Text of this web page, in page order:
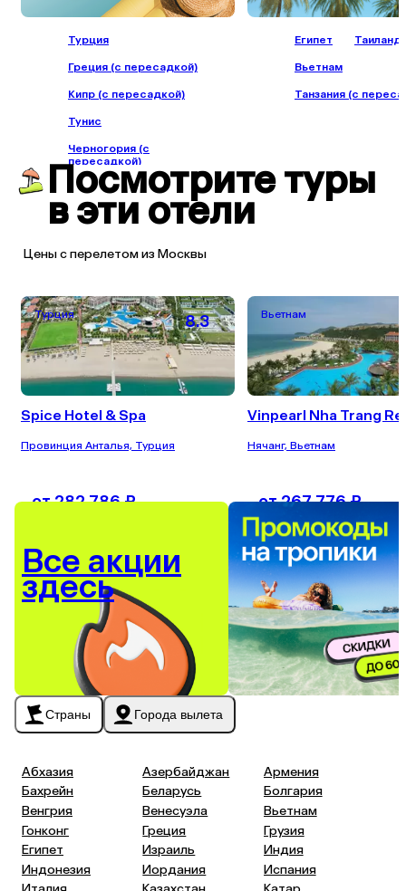
Турция
Греция (с пересадкой)
Кипр (с пересадкой)
Тунис
Черногория (с
пересадкой)
Египет Таиланд
Вьетнам
Танзания (с
Посмотрите туры
в эти отели
Цены с перелетом из Москвы
Турция 8.3
Spice Hotel & Spa
Провинция Анталья, Турция
от282 786 ₽
Вьетнам
Vinpearl Nha Trang
Нячанг, Вьетнам
от267 776 ₽
21 авг. - 27 авг., 6 ночей на
Все акции
здесь
Страны Города вылета
Абхазия Азербайджан
Армения
Бахрейн
Беларусь
Болгария
Венгрия
Венесуэла
Вьетнам
Гонконг
Греция
Грузия
Египет
Израиль
Индия
Индонезия
Иордания
Испания